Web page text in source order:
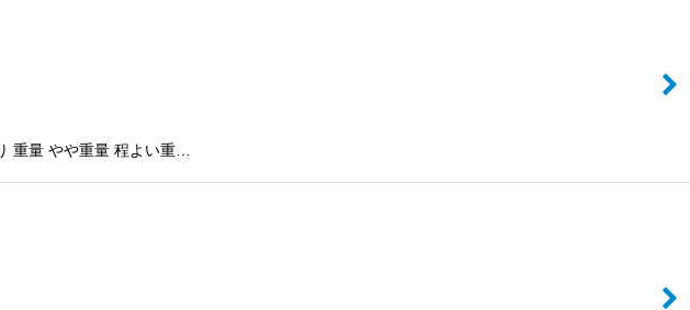
重量 やや重量 程よい重…